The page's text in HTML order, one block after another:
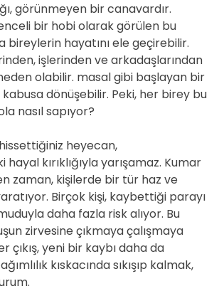
görünmeyen bir canavardır.
bir hobi olarak görülen bu
bireylerin hayatını ele geçirebilir.
işlerinden ve arkadaşlarından
olabilir. masal gibi başlayan bir
dönüşebilir. Peki, her birey bu
nasıl sapıyor?
hissettiğiniz heyecan,
kırıklığıyla yarışamaz. Kumar
zaman, kişilerde bir tür haz ve
Birçok kişi, kaybettiği parayı
daha fazla risk alıyor. Bu
zirvesine çıkmaya çalışmaya
çıkış, yeni bir kaybı daha da
kıskacında sıkışıp kalmak,